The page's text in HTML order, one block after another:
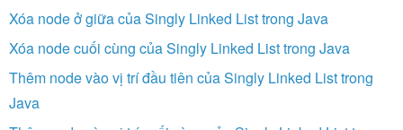
Xóa node ở giữa của Singly Linked List trong Java
Xóa node cuối cùng của Singly Linked List trong Java
Thêm node vào vị trí đầu tiên của Singly Linked List trong
Java